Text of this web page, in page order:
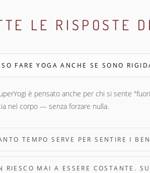
LE RISPOSTE
FARE YOGA ANCHE SE SONO
è pensato anche per chi si sente
nel corpo — senza forzare nulla.
TEMPO SERVE PER SENTIRE I
RIESCO MAI A ESSERE COSTANTE.